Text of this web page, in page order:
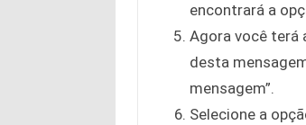
encontrará a
Agora você terá
desta
mensagem”.
Selecione a